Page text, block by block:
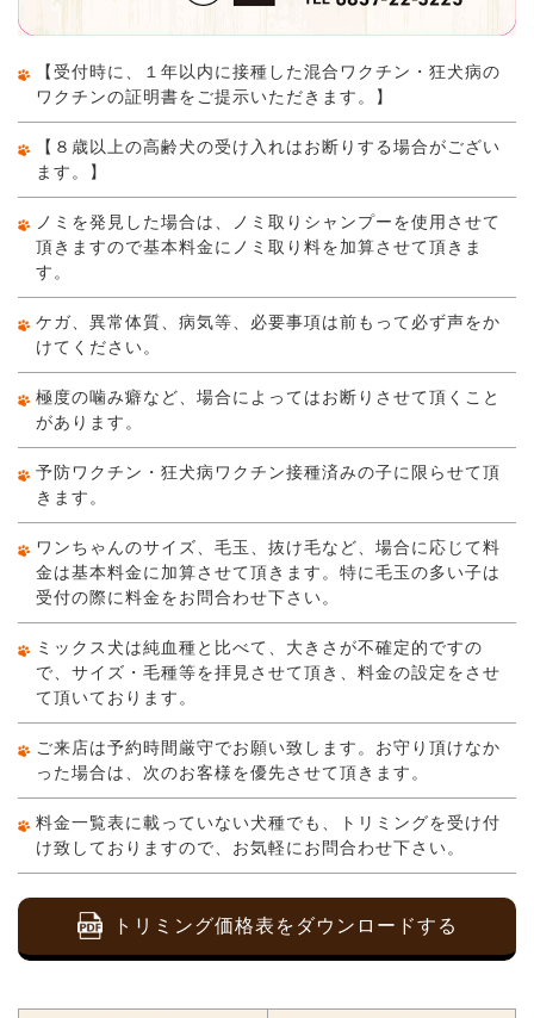
【受付時に、１年以内に接種した混合ワクチン・狂犬病の
ワクチンの証明書をご提示いただきます。】
【８歳以上の高齢犬の受け入れはお断りする場合がござい
ます。】
ノミを発見した場合は、ノミ取りシャンプーを使用させて
頂きますので基本料金にノミ取り料を加算させて頂きま
す。
ケガ、異常体質、病気等、必要事項は前もって必ず声をか
けてください。
極度の噛み癖など、場合によってはお断りさせて頂くこと
があります。
予防ワクチン・狂犬病ワクチン接種済みの子に限らせて頂
きます。
ワンちゃんのサイズ、毛玉、抜け毛など、場合に応じて料
金は基本料金に加算させて頂きます。特に毛玉の多い子は
受付の際に料金をお問合わせ下さい。
ミックス犬は純血種と比べて、大きさが不確定的ですの
で、サイズ・毛種等を拝見させて頂き、料金の設定をさせ
て頂いております。
ご来店は予約時間厳守でお願い致します。お守り頂けなか
った場合は、次のお客様を優先させて頂きます。
料金一覧表に載っていない犬種でも、トリミングを受け付
け致しておりますので、お気軽にお問合わせ下さい。
トリミング価格表をダウンロードする